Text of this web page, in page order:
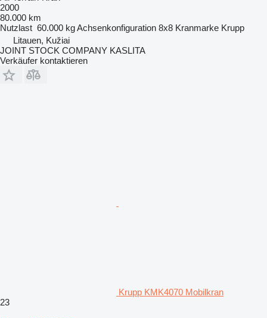
2000
80.000 km
Nutzlast 60.000 kgAchsenkonfiguration 8x8 Kranmarke Krupp
Litauen, Kužiai
JOINT STOCK COMPANY KASLITA
Verkäufer kontaktieren
Krupp KMK4070 Mobilkran
23